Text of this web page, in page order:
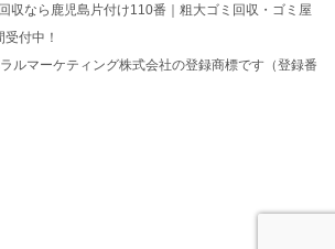
収なら鹿児島片付け110番｜粗大ゴミ回収・ゴミ屋
付中！
ルマーケティング株式会社の登録商標です（登録番